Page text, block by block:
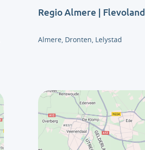
Regio Almere | Flevoland
Almere, Dronten, Lelystad